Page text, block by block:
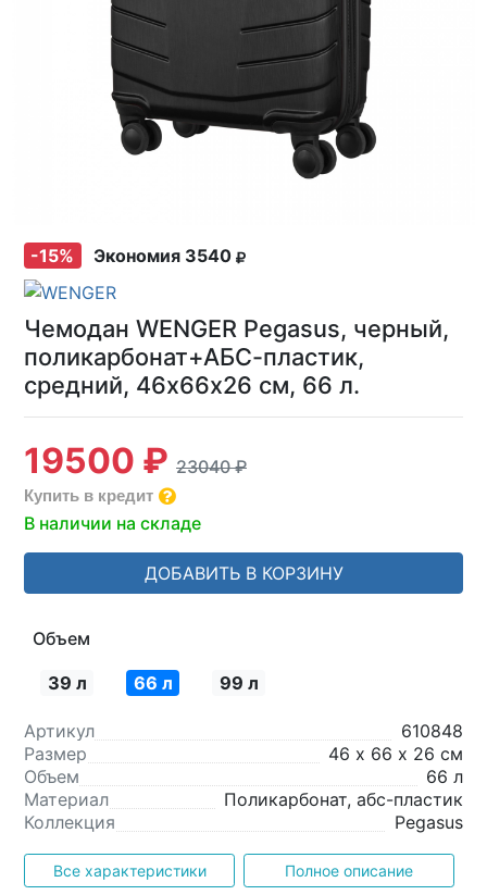
-15% Экономия 3540
Чемодан WENGER Pegasus, черный,
поликарбонат+АБС-пластик,
средний, 46х66х26 см, 66 л.
19500 ₽ 23040 ₽
Купить в кредит
В наличии на складе
ДОБАВИТЬ В КОРЗИНУ
Объем
39 л 66 л 99 л
Артикул
610848
Размер
46 х 66 х 26 см
Объем
66 л
Материал
Поликарбонат, абс-пластик
Коллекция
Pegasus
Все характеристики Полное описание